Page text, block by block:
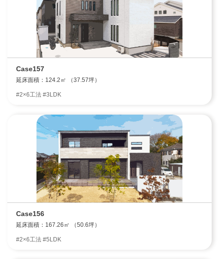
Case157
延床面積：124.2㎡ （37.57坪）
#2×6工法 #3LDK
Case156
延床面積：167.26㎡ （50.6坪）
#2×6工法 #5LDK